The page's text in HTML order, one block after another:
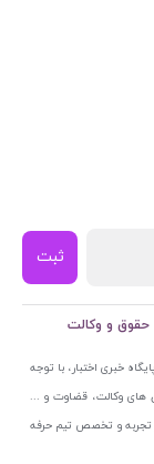
ثبت
حقوق و وکالت
خبری اختبار، با توجه
های وکالت، قضاوت و ...
از تجربه و تخصص تیم حرفه
با راه اندازی و تجهیز